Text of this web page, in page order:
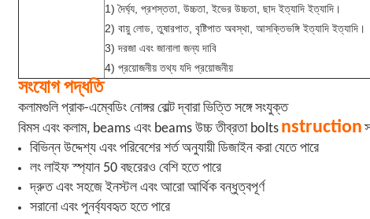
1) দৈর্ঘ্য, প্রশস্ততা, উচ্চতা, ইভের উচ্চতা, ছাদ ইত্যাদি ইত্যাদি।
2) বায়ু লোড, তুষারপাত, বৃষ্টিপাত অবস্থা, আসক্তিভঙ্গি ইত্যাদি ইত্যাদি।
3) দরজা এবং জানালা জন্য দাবি
4) প্রয়োজনীয় তথ্য যদি প্রয়োজনীয়
সংযোগ পদ্ধতি
কলামগুলি প্রাক-এম্বেডিং নোঙ্গর বোল্ট দ্বারা ভিত্তি সঙ্গে সংযুক্ত
বিমস এবং কলাম, beams এবং beams উচ্চ তীব্রতা bolts nstruction
বিভিন্ন উদ্দেশ্য এবং পরিবেশের শর্ত অনুযায়ী ডিজাইন করা যেতে পারে
লং লাইফ স্প্যান 50 বছরেরও বেশি হতে পারে
দ্রুত এবং সহজে ইনস্টল এবং আরো আর্থিক বন্ধুত্বপূর্ণ
সরানো এবং পুনর্ব্যবহৃত হতে পারে